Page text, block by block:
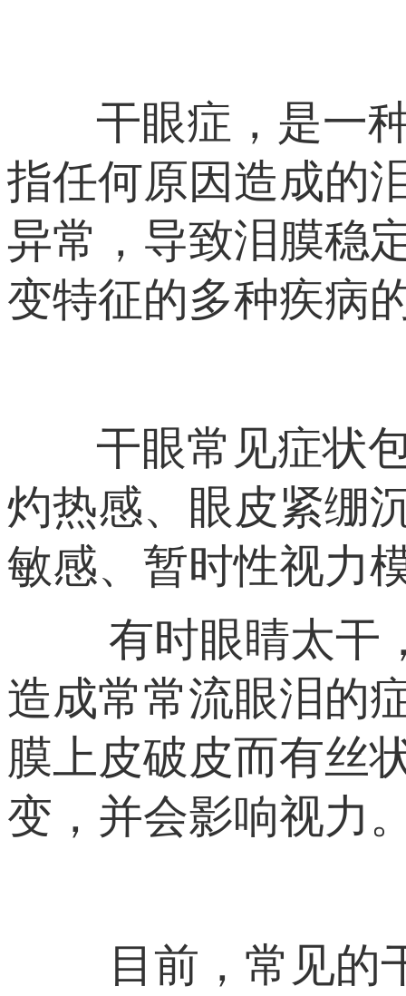
干眼症，是一种
指任何原因造成的
异常，导致泪膜稳
变特征的多种疾病
干眼常见症状包
灼热感、眼皮紧绷
敏感、暂时性视力
有时眼睛太干，
造成常常流眼泪的
膜上皮破皮而有丝
变，并会影响视力
目前，常见的干